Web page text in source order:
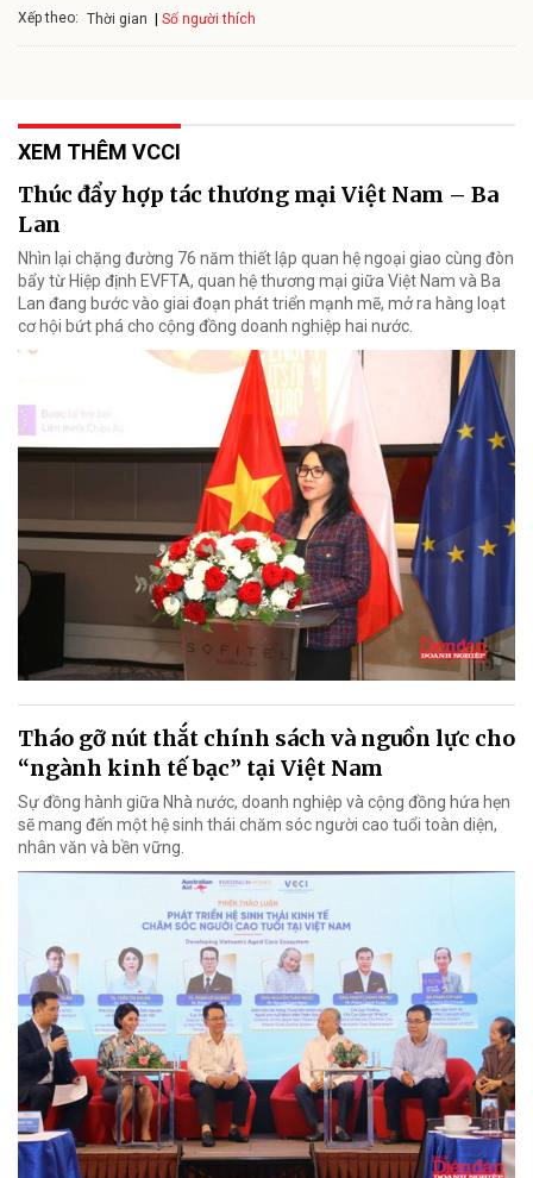
Xếp theo: Thời gian Số người thích
XEM THÊM VCCI
Thúc đẩy hợp tác thương mại Việt Nam – Ba
Lan
Nhìn lại chặng đường 76 năm thiết lập quan hệ ngoại giao cùng đòn
bẩy từ Hiệp định EVFTA, quan hệ thương mại giữa Việt Nam và Ba
Lan đang bước vào giai đoạn phát triển mạnh mẽ, mở ra hàng loạt
cơ hội bứt phá cho cộng đồng doanh nghiệp hai nước.
Tháo gỡ nút thắt chính sách và nguồn lực cho
“ngành kinh tế bạc” tại Việt Nam
Sự đồng hành giữa Nhà nước, doanh nghiệp và cộng đồng hứa hẹn
sẽ mang đến một hệ sinh thái chăm sóc người cao tuổi toàn diện,
nhân văn và bền vững.